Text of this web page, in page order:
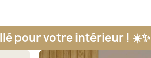
pour votre intérieur ! ☀️✨